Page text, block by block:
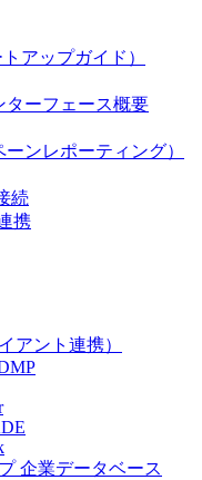
アップガイド）
ターフェース概要
ンレポーティング）
続
携
アント連携）
企業データベース